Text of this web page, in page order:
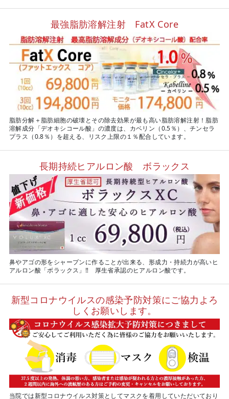
最強脂肪溶解注射 FatX Core
脂肪分解＋脂肪細胞の破壊とその除去効果が最も高い脂肪溶解注射！脂肪
溶解成分「デオキシコール酸」の濃度は、カベリン（0.5％）、チンセラ
プラス（0.8％）を超える、リスク上限の１％配合しています。
長期持続ヒアルロン酸 ボラックス
鼻やアゴの形をシャープンに作ることが出来る、形成力・持続力が高いヒ
アルロン酸「ボラックス」‼ 厚生省承認のヒアルロン酸です。
新型コロナウイルスの感染予防対策にご協力よろ
しくお願いします。
当院では新型コロナウイルス対策としてマスクを着用していただいており